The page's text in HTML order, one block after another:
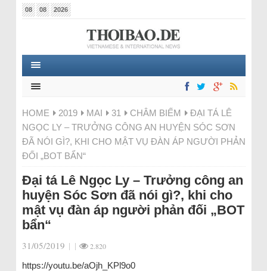
08 08 2026
HOME 2019 MAI 31 CHÂM BIẾM
ĐẠI TÁ LÊ
NGỌC LY – TRƯỞNG CÔNG AN HUYỆN SÓC SƠN
ĐÃ NÓI GÌ?, KHI CHO MẬT VỤ ĐÀN ÁP NGƯỜI PHẢN
ĐỐI „BOT BẨN“
Đại tá Lê Ngọc Ly – Trưởng công an
huyện Sóc Sơn đã nói gì?, khi cho
mật vụ đàn áp người phản đối „BOT
bẩn“
31/05/2019 | | 2.820
https://youtu.be/aOjh_KPl9o0